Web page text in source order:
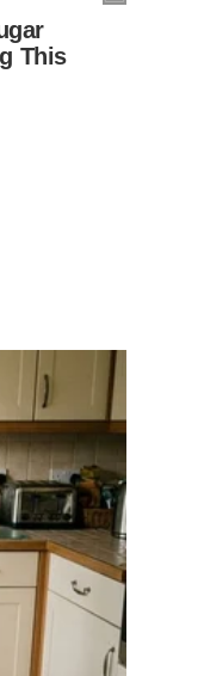
SP)
está descrita no
por uma
quando esgotadas